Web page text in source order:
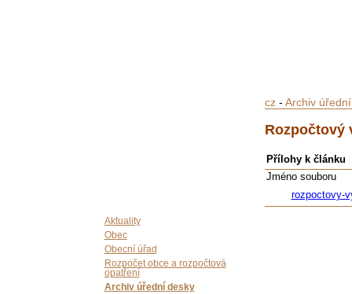
Aktuality
Obec
Obecní úřad
Rozpočet obce a rozpočtová
opatření
Archiv úřední desky
cz- Archiv
Rozpočtový
Přílohy k článku
Jméno souboru
rozpoctovy-